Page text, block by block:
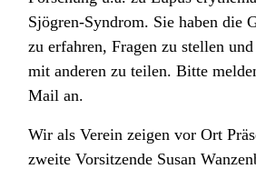
Sjögren-Syndrom. Sie haben die
zu erfahren, Fragen zu stellen
mit anderen zu teilen. Bitte
Mail an.
Wir als Verein zeigen vor Ort
zweite Vorsitzende Susan